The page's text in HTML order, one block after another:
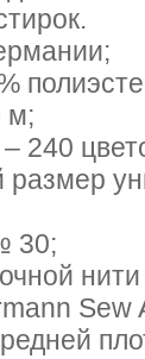
м;
240
30;
Sew